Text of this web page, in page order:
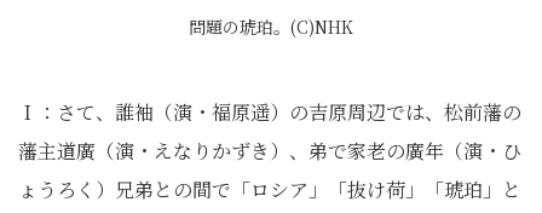
問題の琥珀。(C)NHK
Ｉ：さて、誰袖（演・福原遥）の吉原周辺では、松前藩の
藩主道廣（演・えなりかずき）、弟で家老の廣年（演・ひ
ょうろく）兄弟との間で「ロシア」「抜け荷」「琥珀」と